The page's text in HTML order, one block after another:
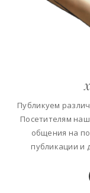
Публикуем
Посетителям
общения на
публикации и